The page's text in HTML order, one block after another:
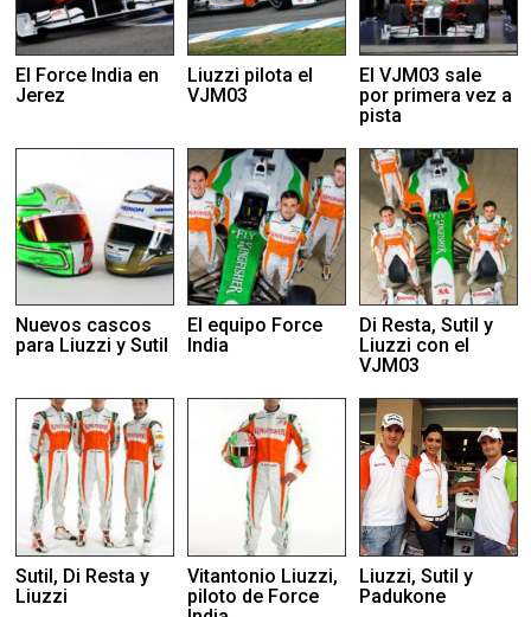
El Force India en
Jerez
Liuzzi pilota el
VJM03
El VJM03 sale
por primera vez a
pista
Nuevos cascos
para Liuzzi y Sutil
El equipo Force
India
Di Resta, Sutil y
Liuzzi con el
VJM03
Sutil, Di Resta y
Liuzzi
Vitantonio Liuzzi,
piloto de Force
Liuzzi, Sutil y
Padukone